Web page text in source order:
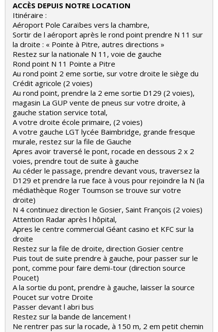
ACCÈS DEPUIS NOTRE LOCATION
Itinéraire :
Aéroport Pole Caraïbes vers la chambre,
Sortir de l aéroport après le rond point prendre N 11 sur
la droite : « Pointe à Pitre, autres directions »
Restez sur la nationale N 11, voie de gauche
Rond point N 11 Pointe a Pitre
Au rond point 2 eme sortie, sur votre droite le siège du
Crédit agricole (2 voies)
Au rond point, prendre la 2 eme sortie D129 (2 voies),
magasin La GUP vente de pneus sur votre droite, à
gauche station service total,
A votre droite école primaire, (2 voies)
A votre gauche LGT lycée Baimbridge, grande fresque
murale, restez sur la file de Gauche
Apres avoir traversé le pont, rocade en dessous 2 x 2
voies, prendre tout de suite à gauche
Au céder le passage, prendre devant vous, traversez la
D129 et prendre la rue face à vous pour rejoindre la N (la
médiathèque Roger Toumson se trouve sur votre
droite)
N 4 continuez direction le Gosier, Saint François (2 voies)
Attention Radar après l hôpital,
Apres le centre commercial Géant casino et KFC sur la
droite
Restez sur la file de droite, direction Gosier centre
Puis tout de suite prendre à gauche, pour passer sur le
pont, comme pour faire demi-tour (direction source
Poucet)
A la sortie du pont, prendre à gauche, laisser la source
Poucet sur votre Droite
Passer devant l abri bus
Restez sur la bande de lancement !
Ne rentrer pas sur la rocade, à 150 m, 2 em petit chemin